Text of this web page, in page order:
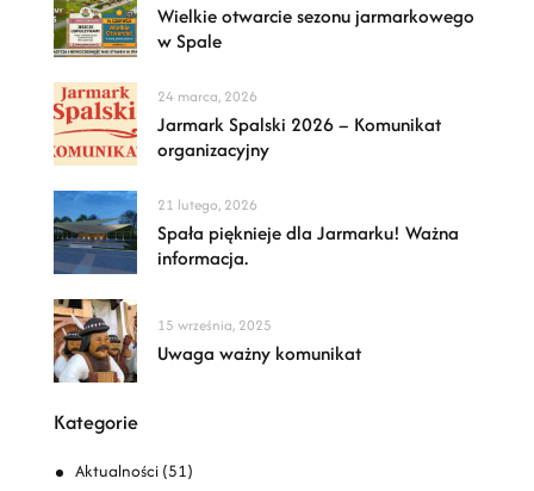
Wielkie otwarcie sezonu jarmarkowego
w Spale
24 marca, 2026
Jarmark Spalski 2026 – Komunikat
organizacyjny
21 lutego, 2026
Spała pięknieje dla Jarmarku! Ważna
informacja.
15 września, 2025
Uwaga ważny komunikat
Kategorie
Aktualności (51)